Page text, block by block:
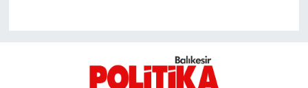
TARİHTE BUGÜN